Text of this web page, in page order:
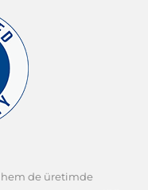
de üretimde